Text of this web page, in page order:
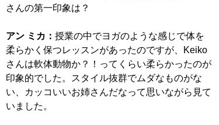
さんの第一印象は？
アン ミカ： 授業の中でヨガのような感じで体を
柔らかく保つレッスンがあったのですが、Keiko
さんは軟体動物か？！ってくらい柔らかったのが
印象的でした。スタイル抜群でムダなものがな
い、カッコいいお姉さんだなって思いながら見て
いました。